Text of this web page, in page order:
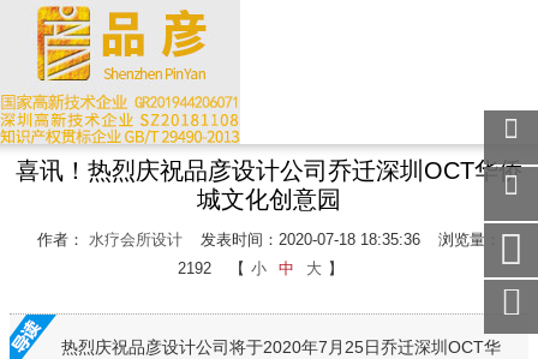
喜讯！热烈庆祝品彦设计公司乔迁深圳OCT华侨
城文化创意园
作者： 水疗会所设计 发表时间：2020-07-18 18:35:36
浏览量：
2192
【 小 中 大 】
热烈庆祝品彦设计公司将于2020年7月25日乔迁深圳OCT华
关注
微信
在线
手机
访问
服务